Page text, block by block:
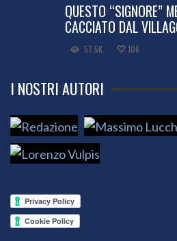
QUESTO “SIGNORE”
CACCIATO DAL
57.5K 106
I NOSTRI AUTORI